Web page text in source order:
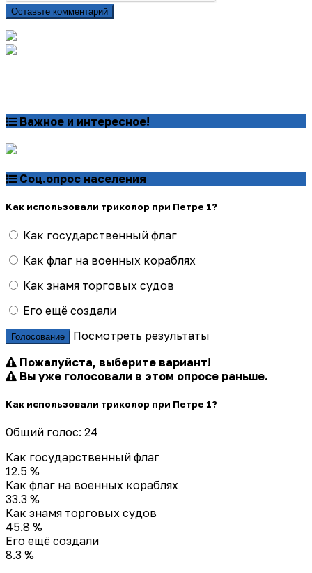
Оставьте комментарий
Важное и интересное!
Соц.опрос населения
Как использовали триколор при Петре 1?
Как государственный флаг
Как флаг на военных кораблях
Как знамя торговых судов
Его ещё создали
Голосование
Посмотреть результаты
Пожалуйста, выберите вариант!
Вы уже голосовали в этом опросе раньше.
Как использовали триколор при Петре 1?
Общий голос: 24
Как государственный флаг
12.5 %
Как флаг на военных кораблях
33.3 %
Как знамя торговых судов
45.8 %
Его ещё создали
8.3 %